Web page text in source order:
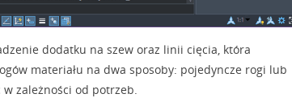
dodatku na szew oraz linii cięcia, która
materiału na dwa sposoby: pojedyncze rogi lub
zależności od potrzeb.